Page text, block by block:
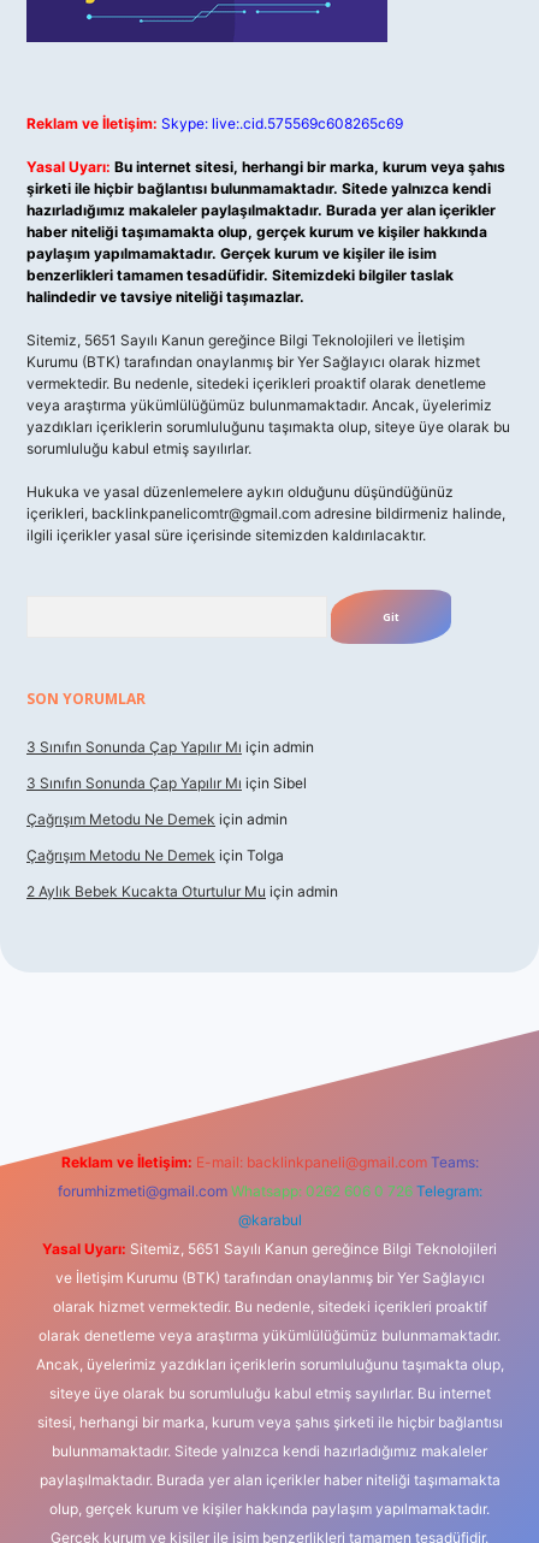
Reklam ve İletişim: Skype: live:.cid.575569c608265c69
Yasal Uyarı: Bu internet sitesi, herhangi bir marka, kurum veya şahıs
şirketi ile hiçbir bağlantısı bulunmamaktadır. Sitede yalnızca kendi
hazırladığımız makaleler paylaşılmaktadır. Burada yer alan içerikler
haber niteliği taşımamakta olup, gerçek kurum ve kişiler hakkında
paylaşım yapılmamaktadır. Gerçek kurum ve kişiler ile isim
benzerlikleri tamamen tesadüfidir. Sitemizdeki bilgiler taslak
halindedir ve tavsiye niteliği taşımazlar.
Sitemiz, 5651 Sayılı Kanun gereğince Bilgi Teknolojileri ve İletişim
Kurumu (BTK) tarafından onaylanmış bir Yer Sağlayıcı olarak hizmet
vermektedir. Bu nedenle, sitedeki içerikleri proaktif olarak denetleme
veya araştırma yükümlülüğümüz bulunmamaktadır. Ancak, üyelerimiz
yazdıkları içeriklerin sorumluluğunu taşımakta olup, siteye üye olarak bu
sorumluluğu kabul etmiş sayılırlar.
Hukuka ve yasal düzenlemelere aykırı olduğunu düşündüğünüz
içerikleri, backlinkpanelicomtr@gmail.com adresine bildirmeniz halinde,
ilgili içerikler yasal süre içerisinde sitemizden kaldırılacaktır.
SON YORUMLAR
3 Sınıfın Sonunda Çap Yapılır Mı için admin
3 Sınıfın Sonunda Çap Yapılır Mı için Sibel
Çağrışım Metodu Ne Demek için admin
Çağrışım Metodu Ne Demek için Tolga
2 Aylık Bebek Kucakta Oturtulur Mu için admin
Reklam ve İletişim: E-mail: backlinkpaneli@gmail.com Teams:
forumhizmeti@gmail.com Whatsapp: 0262 606 0 726 Telegram:
@karabul
Yasal Uyarı: Sitemiz, 5651 Sayılı Kanun gereğince Bilgi Teknolojileri
ve İletişim Kurumu (BTK) tarafından onaylanmış bir Yer Sağlayıcı
olarak hizmet vermektedir. Bu nedenle, sitedeki içerikleri proaktif
olarak denetleme veya araştırma yükümlülüğümüz bulunmamaktadır.
Ancak, üyelerimiz yazdıkları içeriklerin sorumluluğunu taşımakta olup,
siteye üye olarak bu sorumluluğu kabul etmiş sayılırlar. Bu internet
sitesi, herhangi bir marka, kurum veya şahıs şirketi ile hiçbir bağlantısı
bulunmamaktadır. Sitede yalnızca kendi hazırladığımız makaleler
paylaşılmaktadır. Burada yer alan içerikler haber niteliği taşımamakta
olup, gerçek kurum ve kişiler hakkında paylaşım yapılmamaktadır.
Gerçek kurum ve kişiler ile isim benzerlikleri tamamen tesadüfidir.